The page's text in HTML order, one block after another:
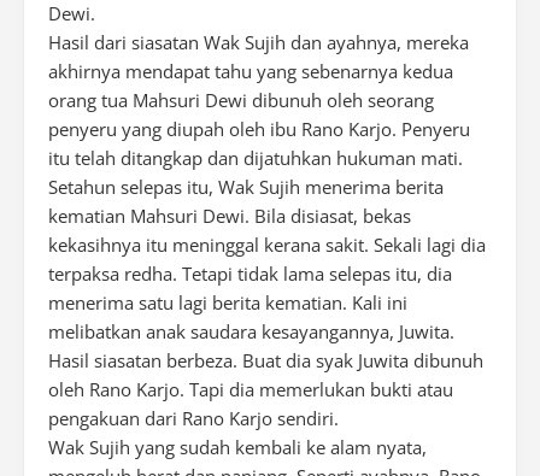
Dewi.
Hasil dari siasatan Wak Sujih dan ayahnya, mereka
akhirnya mendapat tahu yang sebenarnya kedua
orang tua Mahsuri Dewi dibunuh oleh seorang
penyeru yang diupah oleh ibu Rano Karjo. Penyeru
itu telah ditangkap dan dijatuhkan hukuman mati.
Setahun selepas itu, Wak Sujih menerima berita
kematian Mahsuri Dewi. Bila disiasat, bekas
kekasihnya itu meninggal kerana sakit. Sekali lagi dia
terpaksa redha. Tetapi tidak lama selepas itu, dia
menerima satu lagi berita kematian. Kali ini
melibatkan anak saudara kesayangannya, Juwita.
Hasil siasatan berbeza. Buat dia syak Juwita dibunuh
oleh Rano Karjo. Tapi dia memerlukan bukti atau
pengakuan dari Rano Karjo sendiri.
Wak Sujih yang sudah kembali ke alam nyata,